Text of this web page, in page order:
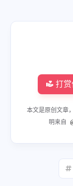
打
本文是原创文章
明来自